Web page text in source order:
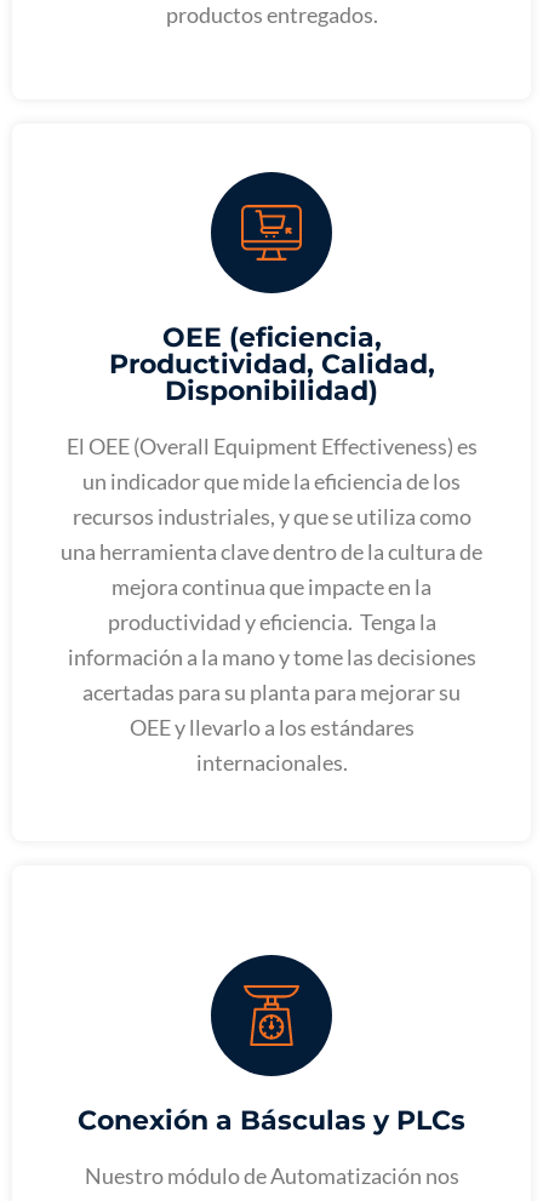
productos entregados.
OEE (eficiencia,
Productividad, Calidad,
Disponibilidad)
El OEE (Overall Equipment Effectiveness) es
un indicador que mide la eficiencia de los
recursos industriales, y que se utiliza como
una herramienta clave dentro de la cultura de
mejora continua que impacte en la
productividad y eficiencia. Tenga la
información a la mano y tome las decisiones
acertadas para su planta para mejorar su
OEE y llevarlo a los estándares
internacionales.
Conexión a Básculas y PLCs
Nuestro módulo de Automatización nos